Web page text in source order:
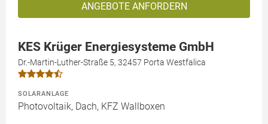
ANGEBOTE ANFORDERN
KES Krüger Energiesysteme GmbH
Dr.-Martin-Luther-Straße 5, 32457 Porta Westfalica
SOLARANLAGE
Photovoltaik, Dach, KFZ Wallboxen